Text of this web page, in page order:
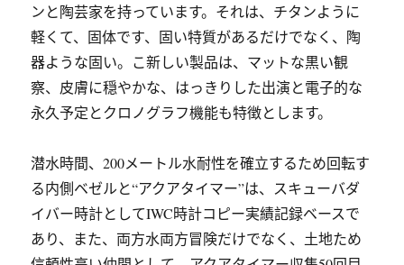
ンと陶芸家を持っています。それは、チタンように
軽くて、固体です、固い特質があるだけでなく、陶
器ような固い。こ新しい製品は、マットな黒い観
察、皮膚に穏やかな、はっきりした出演と電子的な
永久予定とクロノグラフ機能も特徴とします。
潜水時間、200メートル水耐性を確立するため回転す
る内側ベゼルと“アクアタイマー”は、スキューバダ
イバー時計としてIWC時計コピー実績記録ベースで
あり、また、両方水両方冒険だけでなく、土地ため